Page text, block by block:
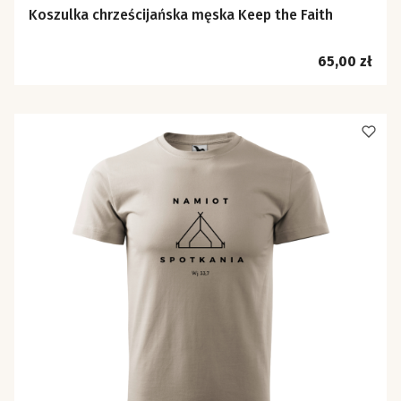
Koszulka chrześcijańska męska Keep the Faith
Cena
65,00 zł